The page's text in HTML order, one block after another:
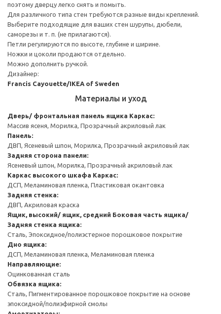
поэтому дверцу легко снять и помыть.
Для различного типа стен требуются разные виды креплений.
Выберите подходящие для ваших стен шурупы, дюбели,
саморезы и т. п. (не прилагаются).
Петли регулируются по высоте, глубине и ширине.
Ножки и цоколи продаются отдельно.
Можно дополнить ручкой.
Дизайнер:
Francis Cayouette/IKEA of Sweden
Материалы и уход
Дверь/ фронтальная панель ящика Каркас:
Массив ясеня, Морилка, Прозрачный акриловый лак
Панель:
ДВП, Ясеневый шпон, Морилка, Прозрачный акриловый лак
Задняя сторона панели:
Ясеневый шпон, Морилка, Прозрачный акриловый лак
Каркас высокого шкафа Каркас:
ДСП, Меламиновая пленка, Пластиковая окантовка
Задняя стенка:
ДВП, Акриловая краска
Ящик, высокий/ ящик, средний Боковая часть ящика/
Задняя стенка ящика:
Сталь, Эпоксидное/полиэстерное порошковое покрытие
Дно ящика:
ДСП, Меламиновая пленка, Меламиновая пленка
Направляющие:
Оцинкованная сталь
Обвязка ящика:
Сталь, Пигментированное порошковое покрытие на основе
эпоксидной/полиэфирной смолы